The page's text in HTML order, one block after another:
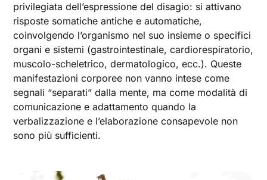
privilegiata dell’espressione del disagio: si attivano
risposte somatiche antiche e automatiche,
coinvolgendo l’organismo nel suo insieme o specifici
organi e sistemi (gastrointestinale, cardiorespiratorio,
muscolo-scheletrico, dermatologico, ecc.). Queste
manifestazioni corporee non vanno intese come
segnali “separati” dalla mente, ma come modalità di
comunicazione e adattamento quando la
verbalizzazione e l’elaborazione consapevole non
sono più sufficienti.